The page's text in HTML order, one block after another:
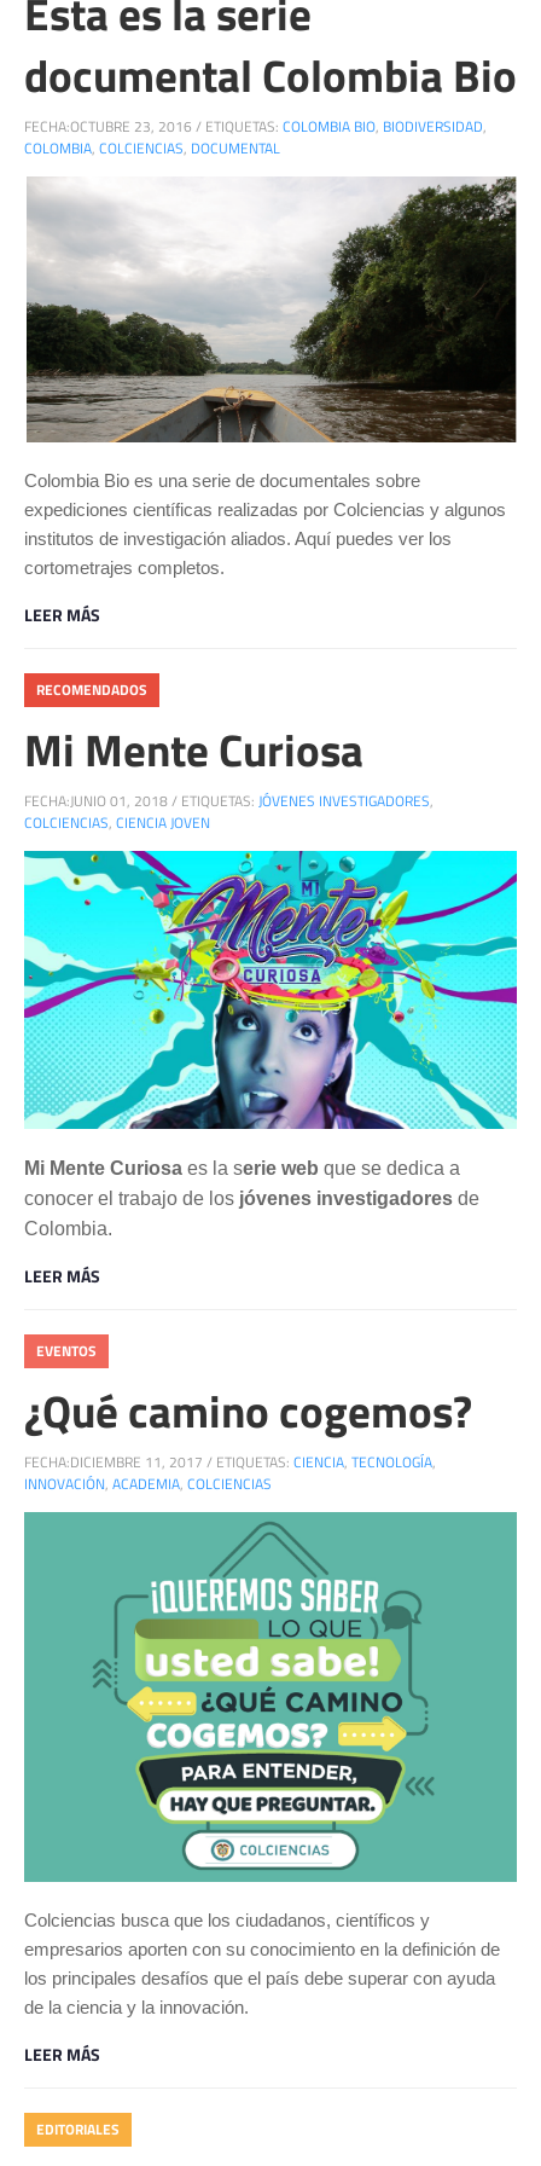
documental Colombia Bio
FECHA:OCTUBRE 23, 2016 / ETIQUETAS: COLOMBIA BIO, BIODIVERSIDAD,
COLOMBIA, COLCIENCIAS, DOCUMENTAL
Colombia Bio es una serie de documentales sobre
expediciones científicas realizadas por Colciencias y algunos
institutos de investigación aliados. Aquí puedes ver los
cortometrajes completos.
LEER MÁS
RECOMENDADOS
Mi Mente Curiosa
FECHA:JUNIO 01, 2018/ ETIQUETAS: JÓVENES INVESTIGADORES,
COLCIENCIAS, CIENCIA JOVEN
Mi Mente Curiosa es la serie web que se dedica a
conocer el trabajo de los jóvenes investigadores de
Colombia.
LEER MÁS
EVENTOS
¿Qué camino cogemos?
FECHA:DICIEMBRE 11, 2017 / ETIQUETAS: CIENCIA, TECNOLOGÍA,
INNOVACIÓN, ACADEMIA, COLCIENCIAS
Colciencias busca que los ciudadanos, científicos y
empresarios aporten con su conocimiento en la definición de
los principales desafíos que el país debe superar con ayuda
de la ciencia y la innovación.
LEER MÁS
EDITORIALES